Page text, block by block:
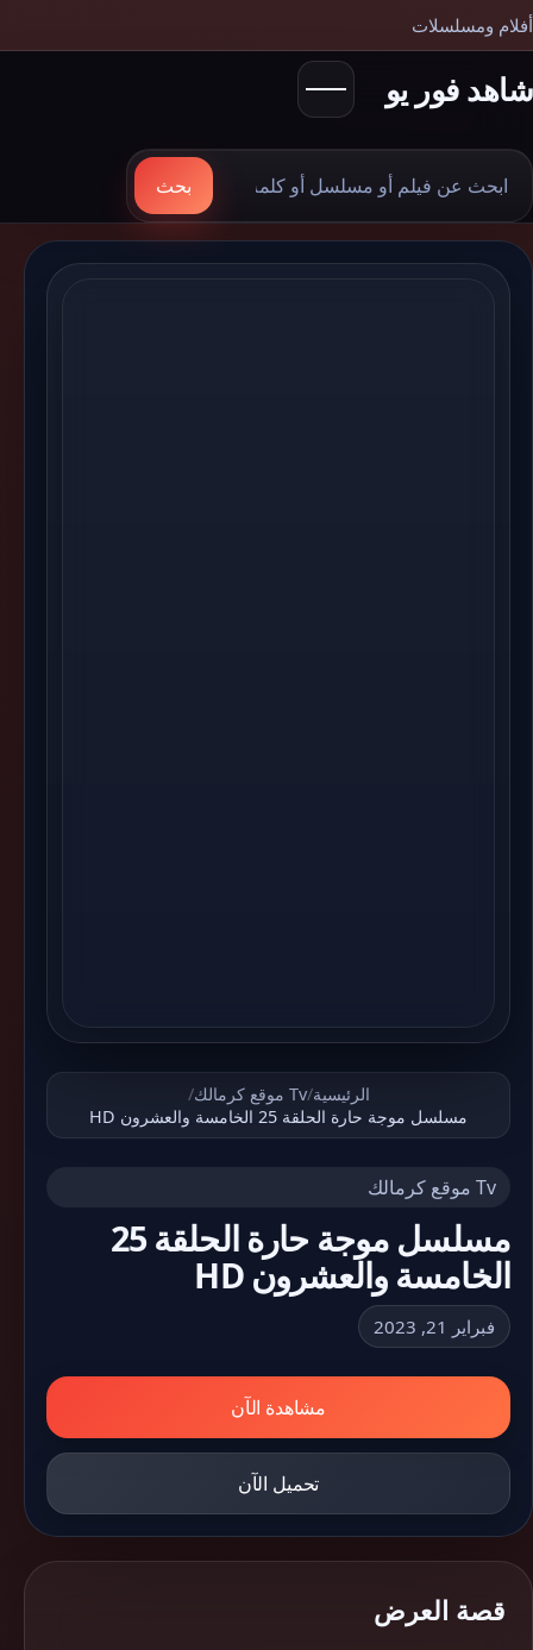
أفلام ومسلسلات
شاهد فور يو
ابحث
بحث
الرئيسية/Tv موقع كرمالك
/
مسلسل موجة حارة الحلقة 25 الخامسة والعشرون HD
Tv موقع كرمالك
مسلسل موجة حارة الحلقة 25
الخامسة والعشرون HD
فبراير 21, 2023
مشاهدة الآن
تحميل الآن
قصة العرض